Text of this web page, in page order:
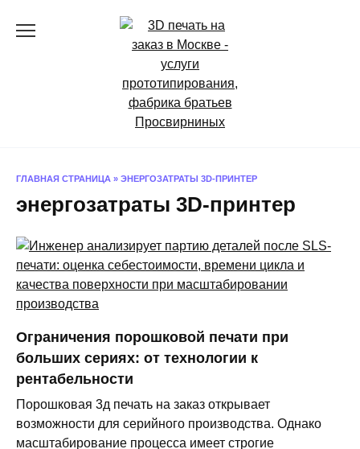
ГЛАВНАЯ СТРАНИЦА » ЭНЕРГОЗАТРАТЫ 3D-ПРИНТЕР
энергозатраты 3D-принтер
Ограничения порошковой печати при
больших сериях: от технологии к
рентабельности
Порошковая 3д печать на заказ открывает
возможности для серийного производства. Однако
масштабирование процесса имеет строгие